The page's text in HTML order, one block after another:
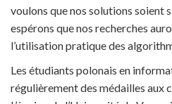
voulons que nos solutions soient
espérons que nos recherches
l’utilisation pratique des
Les étudiants polonais en
régulièrement des médailles aux